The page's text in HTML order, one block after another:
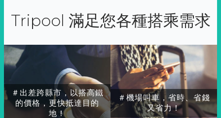
Tripool 滿足您各種搭乘需求
＃出差跨縣市，以搭高鐵
的價格，更快抵達目的
地！
＃機場叫車，省時、省錢
又省力！